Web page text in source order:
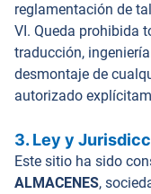
reglamentación de
VI. Queda prohibida
traducción,
desmontaje de
autorizado
3. Ley y
Este sitio ha sido
ALMACENES,